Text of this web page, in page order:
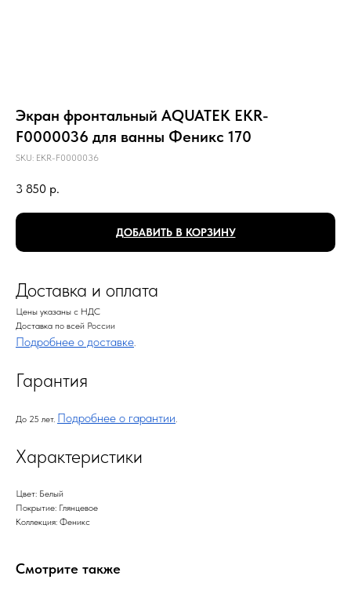
Экран фронтальный AQUATEK EKR-
F0000036 для ванны Феникс 170
SKU: EKR-F0000036
3 850 р.
ДОБАВИТЬ В КОРЗИНУ
Доставка и оплата
Цены указаны с НДС
Доставка по всей России
Подробнее о доставке.
Гарантия
До 25 лет. Подробнее о гарантии.
Характеристики
Цвет: Белый
Покрытие: Глянцевое
Коллекция: Феникс
Смотрите также